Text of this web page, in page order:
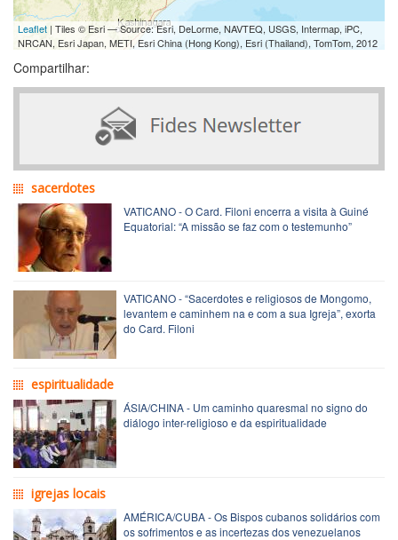
Leaflet | Tiles © Esri — Source: Esri, DeLorme, NAVTEQ, USGS, Intermap, iPC,
NRCAN, Esri Japan, METI, Esri China (Hong Kong), Esri (Thailand), TomTom, 2012
Compartilhar:
sacerdotes
VATICANO - O Card. Filoni encerra a visita à Guiné
Equatorial: “A missão se faz com o testemunho”
VATICANO - “Sacerdotes e religiosos de Mongomo,
levantem e caminhem na e com a sua Igreja”, exorta
do Card. Filoni
espiritualidade
ÁSIA/CHINA - Um caminho quaresmal no signo do
diálogo inter-religioso e da espiritualidade
igrejas locais
AMÉRICA/CUBA - Os Bispos cubanos solidários com
os sofrimentos e as incertezas dos venezuelanos